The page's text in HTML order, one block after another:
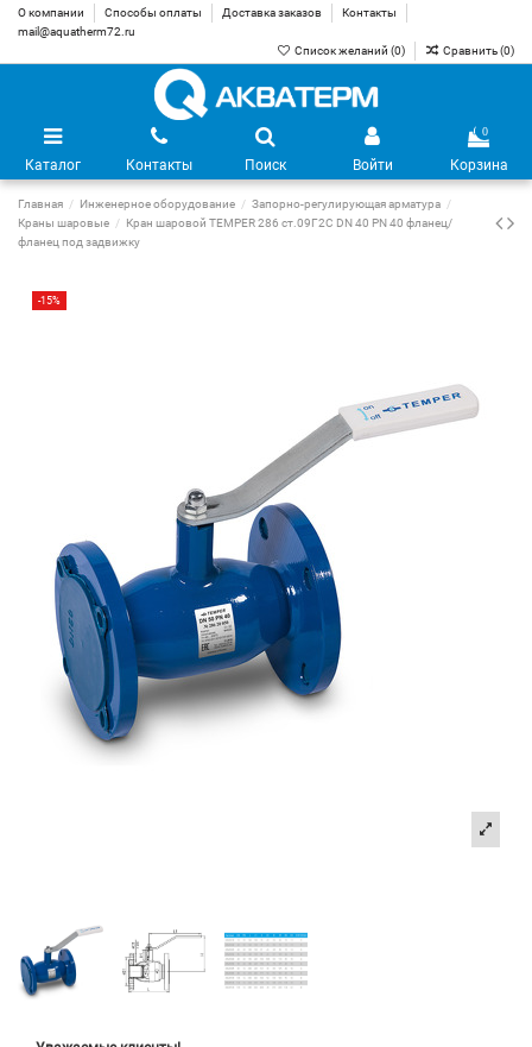
О компании Способы оплаты Доставка заказов
Контакты
mail@aquatherm72.ru
Список желаний (0) Сравнить (0)
Каталог Контакты Поиск Войти
0
Корзина
Главная Инженерное оборудование
Запорно-регулирующая арматура
Краны шаровые
Кран шаровой TEMPER 286 ст.09Г2С DN 40 PN 40 фланец/
фланец под задвижку
-15%